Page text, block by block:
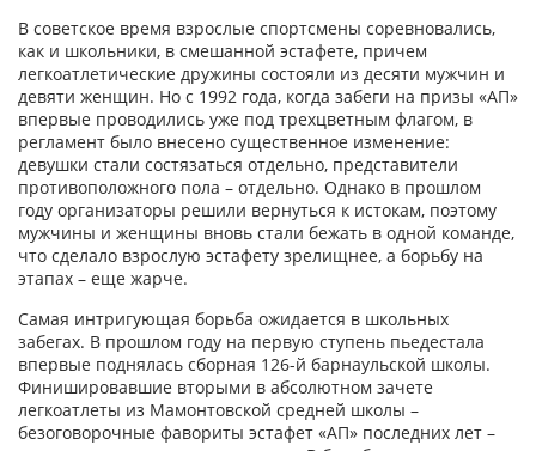
В советское время взрослые спортсмены соревновались,
как и школьники, в смешанной эстафете, причем
легкоатлетические дружины состояли из десяти мужчин и
девяти женщин. Но с 1992 года, когда забеги на призы «АП»
впервые проводились уже под трехцветным флагом, в
регламент было внесено существенное изменение:
девушки стали состязаться отдельно, представители
противоположного пола – отдельно. Однако в прошлом
году организаторы решили вернуться к истокам, поэтому
мужчины и женщины вновь стали бежать в одной команде,
что сделало взрослую эстафету зрелищнее, а борьбу на
этапах – еще жарче.
Самая интригующая борьба ожидается в школьных
забегах. В прошлом году на первую ступень пьедестала
впервые поднялась сборная 126-й барнаульской школы.
Финишировавшие вторыми в абсолютном зачете
легкоатлеты из Мамонтовской средней школы –
безоговорочные фавориты эстафет «АП» последних лет –